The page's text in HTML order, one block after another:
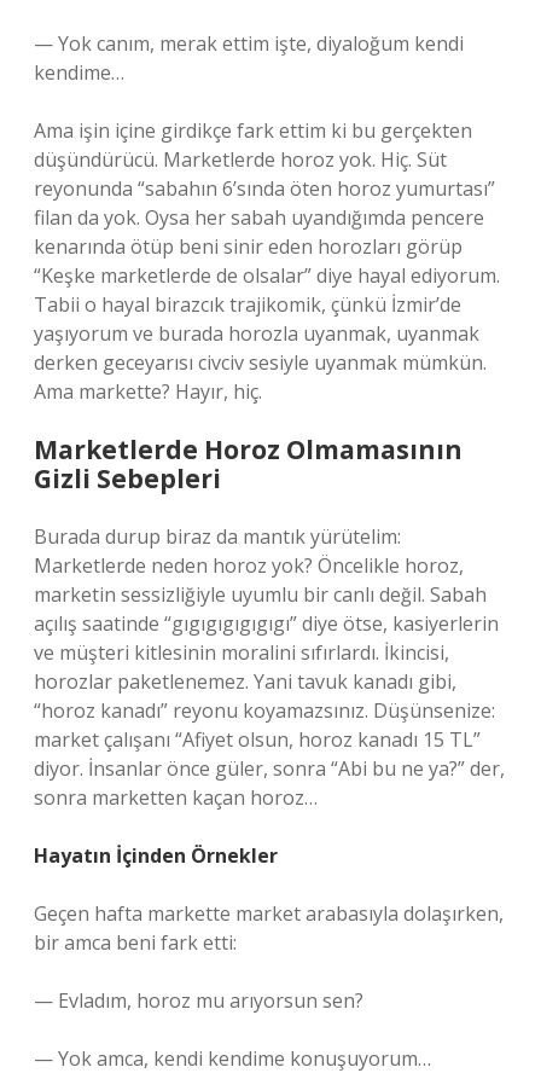
— Yok canım, merak ettim işte, diyaloğum kendi
kendime…
Ama işin içine girdikçe fark ettim ki bu gerçekten
düşündürücü. Marketlerde horoz yok. Hiç. Süt
reyonunda “sabahın 6’sında öten horoz yumurtası”
filan da yok. Oysa her sabah uyandığımda pencere
kenarında ötüp beni sinir eden horozları görüp
“Keşke marketlerde de olsalar” diye hayal ediyorum.
Tabii o hayal birazcık trajikomik, çünkü İzmir’de
yaşıyorum ve burada horozla uyanmak, uyanmak
derken geceyarısı civciv sesiyle uyanmak mümkün.
Ama markette? Hayır, hiç.
Marketlerde Horoz Olmamasının
Gizli Sebepleri
Burada durup biraz da mantık yürütelim:
Marketlerde neden horoz yok? Öncelikle horoz,
marketin sessizliğiyle uyumlu bir canlı değil. Sabah
açılış saatinde “gıgıgıgıgıgıgı” diye ötse, kasiyerlerin
ve müşteri kitlesinin moralini sıfırlardı. İkincisi,
horozlar paketlenemez. Yani tavuk kanadı gibi,
“horoz kanadı” reyonu koyamazsınız. Düşünsenize:
market çalışanı “Afiyet olsun, horoz kanadı 15 TL”
diyor. İnsanlar önce güler, sonra “Abi bu ne ya?” der,
sonra marketten kaçan horoz…
Hayatın İçinden Örnekler
Geçen hafta markette market arabasıyla dolaşırken,
bir amca beni fark etti:
— Evladım, horoz mu arıyorsun sen?
— Yok amca, kendi kendime konuşuyorum…